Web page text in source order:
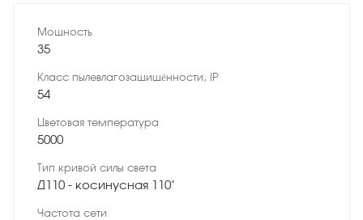
Мощность
35
Класс пылевлагозащищённости, IP
54
Цветовая температура
5000
Тип кривой силы света
Д110 - косинусная 110˚
Частота сети